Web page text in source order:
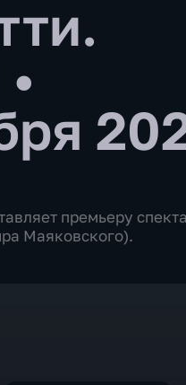
•
премьеру
Маяковского).